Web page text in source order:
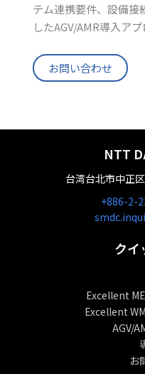
テム連携要件、設備接
したAGV/AMR導入ア
お問い合わせ
NTT
台湾台北市中正
+886-2-
クイ
Excellent
Excellent
AGV/
お